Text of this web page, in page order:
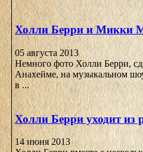
Холли Берри и Микки
05 августа 2013
Немного фото Холли Берри,
Анахейме, на музыкальном
в ...
Холли Берри уходит из
14 июня 2013